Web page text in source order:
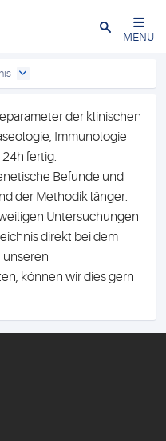
Close
MENU
der klinischen
Immunologie
fertig.
Befunde und
der Methodik länger.
Untersuchungen
direkt bei dem
unseren
können wir dies gern